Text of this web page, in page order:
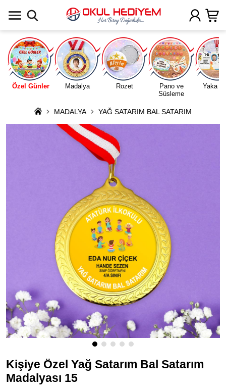
Özel Günler Madalya Rozet
Pano ve
Süsleme
Yaka
MADALYA YAĞ SATARIM BAL SATARIM
Kişiye Özel Yağ Satarım Bal Satarım
Madalyası 15
Uygulamada Aç